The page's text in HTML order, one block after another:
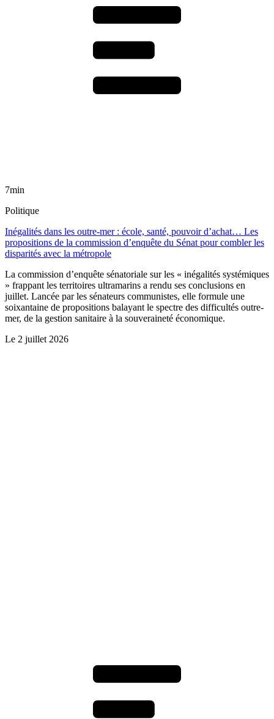
7min
Politique
Inégalités dans les outre-mer : école, santé, pouvoir d’achat… Les
propositions de la commission d’enquête du Sénat pour combler les
disparités avec la métropole
La commission d’enquête sénatoriale sur les « inégalités systémiques
» frappant les territoires ultramarins a rendu ses conclusions en
juillet. Lancée par les sénateurs communistes, elle formule une
soixantaine de propositions balayant le spectre des difficultés outre-
mer, de la gestion sanitaire à la souveraineté économique.
Le 2 juillet 2026